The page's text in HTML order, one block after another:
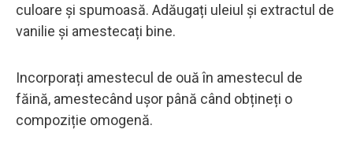
culoare și spumoasă. Adăugați uleiul și extractul de
vanilie și amestecați bine.
Incorporați amestecul de ouă în amestecul de
făină, amestecând ușor până când obțineți o
compoziție omogenă.